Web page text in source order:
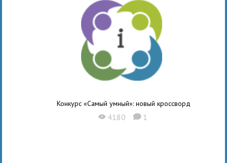
Конкурс «Самый умный»: новый кроссворд
X 4180 K 1